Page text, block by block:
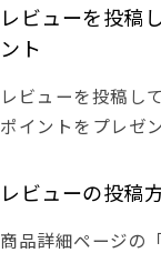
レビューを投稿
ント
レビューを投稿し
ポイントをプレゼ
レビューの投稿
商品詳細ページの